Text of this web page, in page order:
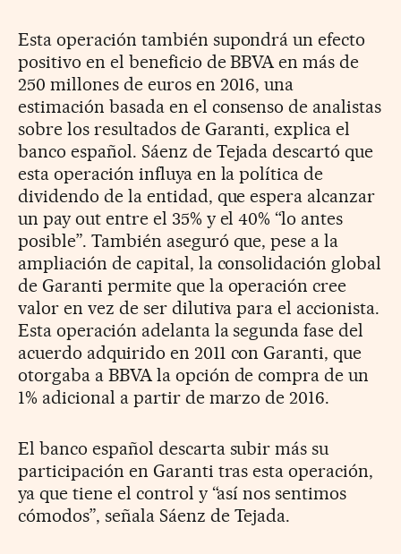
Esta operación también supondrá un efecto
positivo en el beneficio de BBVA en más de
250 millones de euros en 2016, una
estimación basada en el consenso de analistas
sobre los resultados de Garanti, explica el
banco español. Sáenz de Tejada descartó que
esta operación influya en la política de
dividendo de la entidad, que espera alcanzar
un pay out entre el 35% y el 40% “lo antes
posible”. También aseguró que, pese a la
ampliación de capital, la consolidación global
de Garanti permite que la operación cree
valor en vez de ser dilutiva para el accionista.
Esta operación adelanta la segunda fase del
acuerdo adquirido en 2011 con Garanti, que
otorgaba a BBVA la opción de compra de un
1% adicional a partir de marzo de 2016.
El banco español descarta subir más su
participación en Garanti tras esta operación,
ya que tiene el control y “así nos sentimos
cómodos”, señala Sáenz de Tejada.